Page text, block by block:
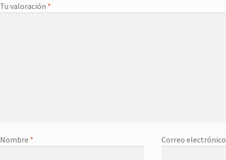
Tu valoración *
Nombre * Correo electrónico